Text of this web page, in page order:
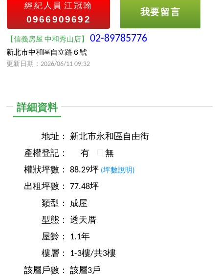
經紀人員 江冠翰
0966909692
我要留言
【信義房屋 中和秀山店】02-89785776
新北市中和區自立路６號
更新日期：2026/06/11 09:32
詳細資料
地址：
新北市永和區自由街
產權登記：
有
無
權狀坪數：
88.29坪 (坪數說明)
出租坪數：
77.48坪
類型：
成屋
型態：
透天厝
屋齡：
1.1年
樓層：
1-3樓/共3樓
該層戶數：
該層3戶